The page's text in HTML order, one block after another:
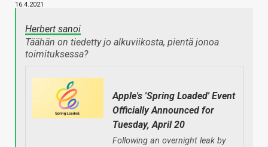
16.4.2021
Herbert sanoi
Täähän on tiedetty jo alkuviikosta, pientä jonoa
toimituksessa?
Apple's 'Spring Loaded' Event
Officially Announced for
Tuesday, April 20
Following an overnight leak by